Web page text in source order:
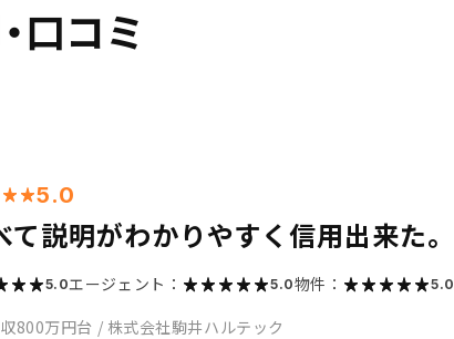
口コミ
5.0
説明がわかりやすく信用出来た。
5.0エージェント： 5.0物件： 5.0
800万円台 / 株式会社駒井ハルテック